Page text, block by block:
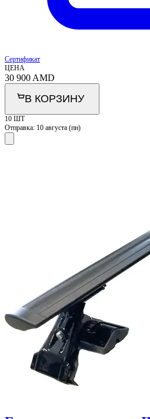
Сертификат
ЦЕНА
30 900 AMD
В КОРЗИНУ
10 ШТ
Отправка: 10 августа (пн)